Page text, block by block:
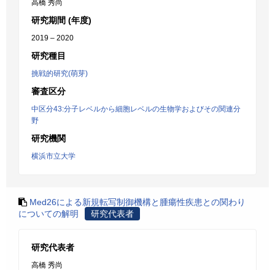
高橋 秀尚
研究期間 (年度)
2019 – 2020
研究種目
挑戦的研究(萌芽)
審査区分
中区分43:分子レベルから細胞レベルの生物学およびその関連分
野
研究機関
横浜市立大学
Med26による新規転写制御機構と腫瘍性疾患との関わり
についての解明
研究代表者
研究代表者
高橋 秀尚